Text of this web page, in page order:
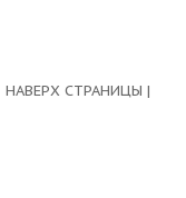
НАВЕРХ СТРАНИЦЫ |